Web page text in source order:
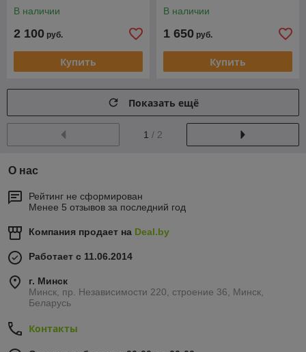
В наличии
2 100 руб.
Купить
В наличии
1 650 руб.
Купить
Показать ещё
1 / 2
О нас
Рейтинг не сформирован
Менее 5 отзывов за последний год
Компания продает на Deal.by
Работает с 11.06.2014
г. Минск
Минск, пр. Независимости 220, строение 36, Минск,
Беларусь
Контакты